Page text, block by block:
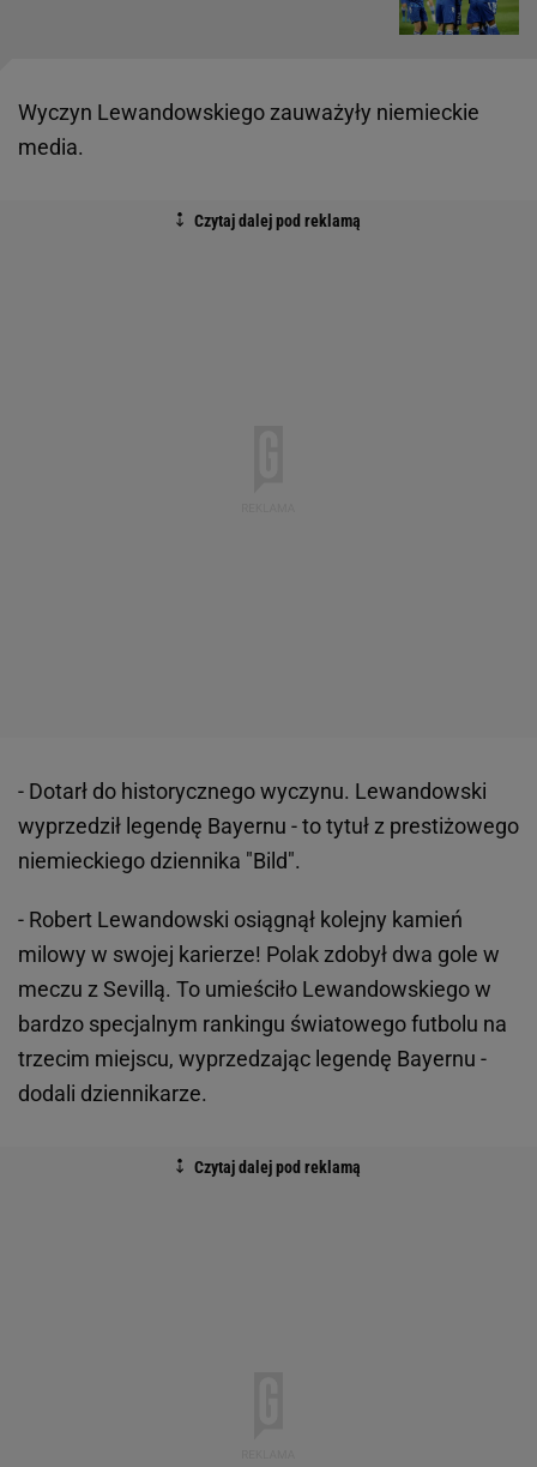
Wyczyn Lewandowskiego zauważyły niemieckie
media.
- Dotarł do historycznego wyczynu. Lewandowski
wyprzedził legendę Bayernu - to tytuł z prestiżowego
niemieckiego dziennika "Bild".
- Robert Lewandowski osiągnął kolejny kamień
milowy w swojej karierze! Polak zdobył dwa gole w
meczu z Sevillą. To umieściło Lewandowskiego w
bardzo specjalnym rankingu światowego futbolu na
trzecim miejscu, wyprzedzając legendę Bayernu -
dodali dziennikarze.